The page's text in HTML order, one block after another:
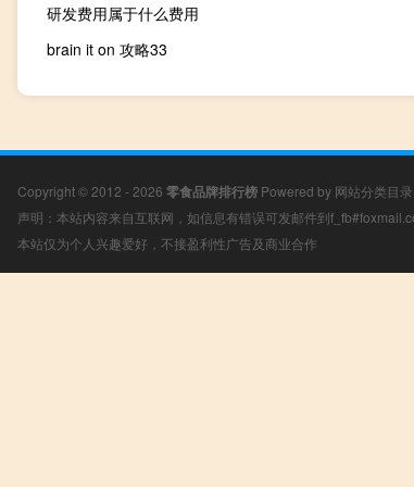
研发费用属于什么费用
brain it on 攻略33
Copyright © 2012 - 2026 零食品牌排行榜 Powered by 网站分类目录
声明：本站内容来自互联网，如信息有错误可发邮件到
本站仅为个人兴趣爱好，不接盈利性广告及商业合作